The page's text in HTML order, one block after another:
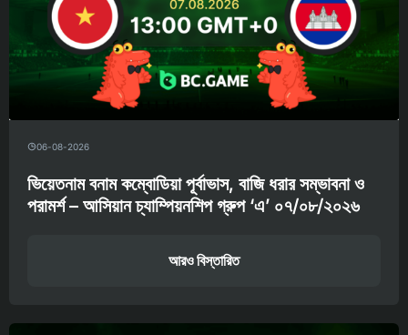
06-08-2026
ভিয়েতনাম বনাম কম্বোডিয়া পূর্বাভাস, বাজি ধরার সম্ভাবনা ও
পরামর্শ – আসিয়ান চ্যাম্পিয়নশিপ গ্রুপ ‘এ’ ০৭/০৮/২০২৬
আরও বিস্তারিত